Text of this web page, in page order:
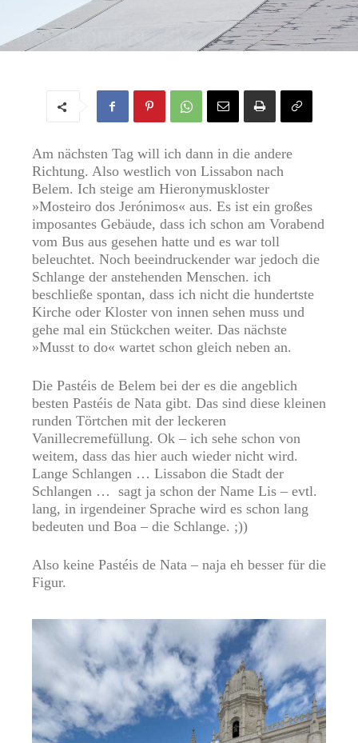
LISSABON | BELÉM
Am nächsten Tag will ich dann in die andere
Richtung. Also westlich von Lissabon nach
Belem. Ich steige am Hieronymuskloster
»Mosteiro dos Jerónimos« aus. Es ist ein großes
imposantes Gebäude, dass ich schon am Vorabend
vom Bus aus gesehen hatte und es war toll
beleuchtet. Noch beeindruckender war jedoch die
Schlange der anstehenden Menschen. ich
beschließe spontan, dass ich nicht die hundertste
Kirche oder Kloster von innen sehen muss und
gehe mal ein Stückchen weiter. Das nächste
»Musst to do« wartet schon gleich neben an.
Die Pastéis de Belem bei der es die angeblich
besten Pastéis de Nata gibt. Das sind diese kleinen
runden Törtchen mit der leckeren
Vanillecremefüllung. Ok – ich sehe schon von
weitem, dass das hier auch wieder nicht wird.
Lange Schlangen … Lissabon die Stadt der
Schlangen … sagt ja schon der Name Lis – evtl.
lang, in irgendeiner Sprache wird es schon lang
bedeuten und Boa – die Schlange. ;))
Also keine Pastéis de Nata – naja eh besser für die
Figur.